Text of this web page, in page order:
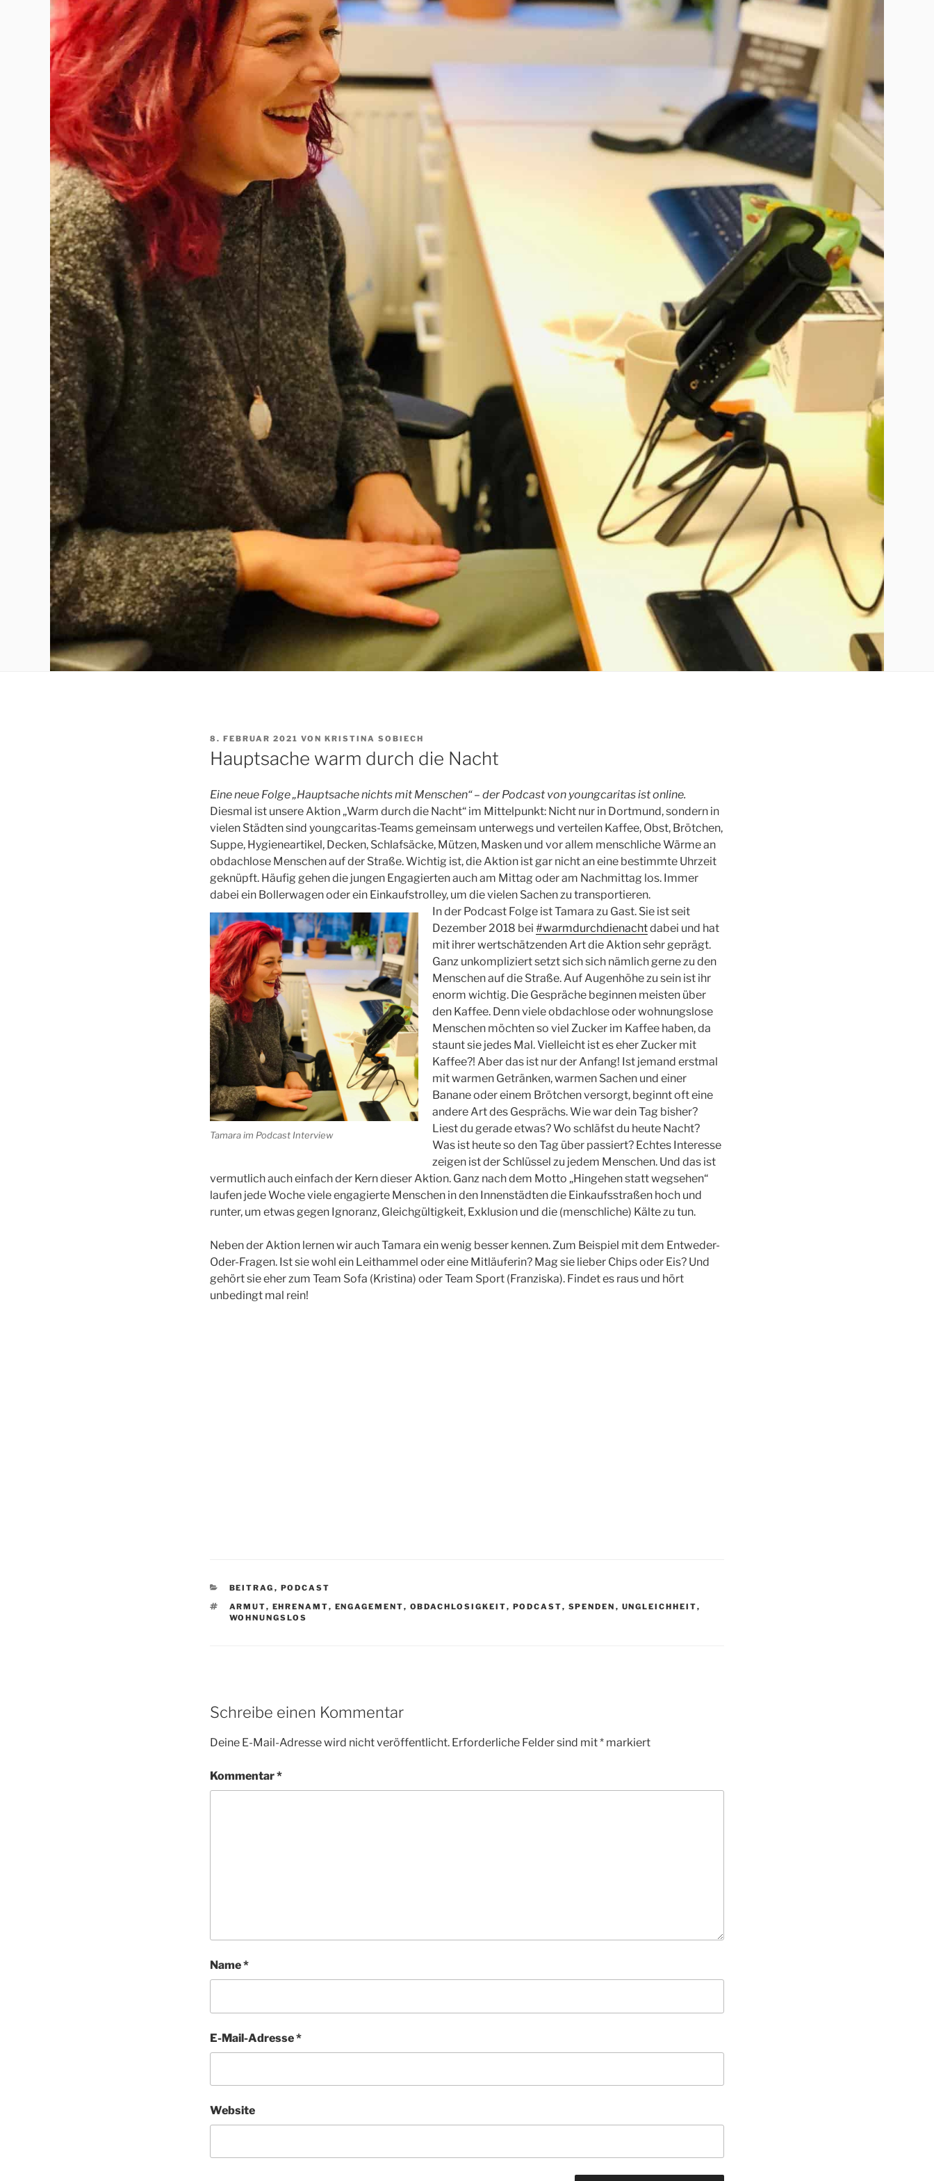
VERÖFFENTLICHT
AM
8. FEBRUAR 2021 VON KRISTINA SOBIECH
Hauptsache warm durch die Nacht
Eine neue Folge „Hauptsache nichts mit Menschen“ – der Podcast von youngcaritas ist online.
Diesmal ist unsere Aktion „Warm durch die Nacht“ im Mittelpunkt: Nicht nur in Dortmund, sondern in
vielen Städten sind youngcaritas-Teams gemeinsam unterwegs und verteilen Kaffee, Obst, Brötchen,
Suppe, Hygieneartikel, Decken, Schlafsäcke, Mützen, Masken und vor allem menschliche Wärme an
obdachlose Menschen auf der Straße. Wichtig ist, die Aktion ist gar nicht an eine bestimmte Uhrzeit
geknüpft. Häufig gehen die jungen Engagierten auch am Mittag oder am Nachmittag los. Immer
dabei ein Bollerwagen oder ein Einkaufstrolley, um die vielen Sachen zu transportieren.
Tamara im Podcast Interview
In der Podcast Folge ist Tamara zu Gast. Sie ist seit
Dezember 2018 bei #warmdurchdienachtdabei und hat
mit ihrer wertschätzenden Art die Aktion sehr geprägt.
Ganz unkompliziert setzt sich sich nämlich gerne zu den
Menschen auf die Straße. Auf Augenhöhe zu sein ist ihr
enorm wichtig. Die Gespräche beginnen meisten über
den Kaffee. Denn viele obdachlose oder wohnungslose
Menschen möchten so viel Zucker im Kaffee haben, da
staunt sie jedes Mal. Vielleicht ist es eher Zucker mit
Kaffee?! Aber das ist nur der Anfang! Ist jemand erstmal
mit warmen Getränken, warmen Sachen und einer
Banane oder einem Brötchen versorgt, beginnt oft eine
andere Art des Gesprächs. Wie war dein Tag bisher?
Liest du gerade etwas? Wo schläfst du heute Nacht?
Was ist heute so den Tag über passiert? Echtes Interesse
zeigen ist der Schlüssel zu jedem Menschen. Und das ist
vermutlich auch einfach der Kern dieser Aktion. Ganz nach dem Motto „Hingehen statt wegsehen“
laufen jede Woche viele engagierte Menschen in den Innenstädten die Einkaufsstraßen hoch und
runter, um etwas gegen Ignoranz, Gleichgültigkeit, Exklusion und die (menschliche) Kälte zu tun.
Neben der Aktion lernen wir auch Tamara ein wenig besser kennen. Zum Beispiel mit dem Entweder-
Oder-Fragen. Ist sie wohl ein Leithammel oder eine Mitläuferin? Mag sie lieber Chips oder Eis? Und
gehört sie eher zum Team Sofa (Kristina) oder Team Sport (Franziska). Findet es raus und hört
unbedingt mal rein!
KATEGORIEN
BEITRAG , PODCAST
SCHLAGWÖRTER
ARMUT, EHRENAMT, ENGAGEMENT, OBDACHLOSIGKEIT, PODCAST, SPENDEN , UNGLEICHHEIT,
WOHNUNGSLOS
Schreibe einen Kommentar
Deine E-Mail-Adresse wird nicht veröffentlicht. Erforderliche Felder sind mit* markiert
Kommentar*
Name*
E-Mail-Adresse*
Website